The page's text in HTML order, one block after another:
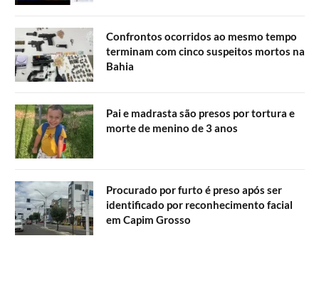
Confrontos ocorridos ao mesmo tempo
terminam com cinco suspeitos mortos na
Bahia
Pai e madrasta são presos por tortura e
morte de menino de 3 anos
Procurado por furto é preso após ser
identificado por reconhecimento facial
em Capim Grosso